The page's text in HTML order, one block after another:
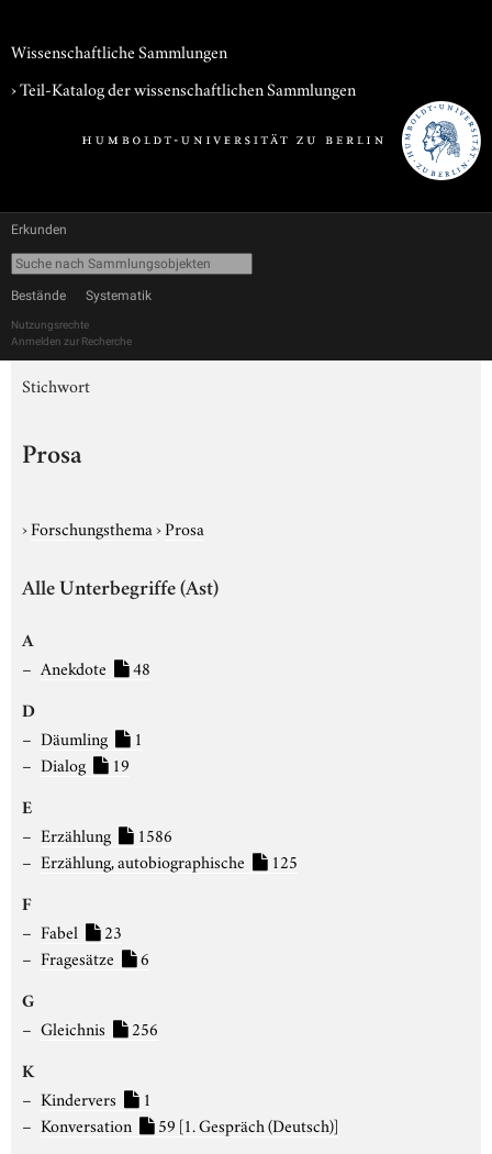
Wissenschaftliche Sammlungen
› Teil-Katalog der wissenschaftlichen Sammlungen
Erkunden
Bestände Systematik
Nutzungsrechte
Anmelden zur Recherche
Stichwort
Prosa
›Forschungsthema›Prosa
Alle Unterbegriffe (Ast)
A
Anekdote 48
D
Däumling
1
Dialog
19
E
Erzählung
1586
Erzählung, autobiographische
125
F
Fabel
23
Fragesätze
6
G
Gleichnis 256
K
Kindervers
1
Konversation
59 [1. Gespräch (Deutsch)]